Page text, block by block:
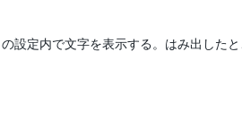
設定内で文字を表示する。はみ出した